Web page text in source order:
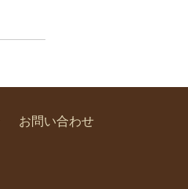
お問い合わせ